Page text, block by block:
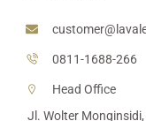
0811-1688-266
Head Office
Jl. Wolter